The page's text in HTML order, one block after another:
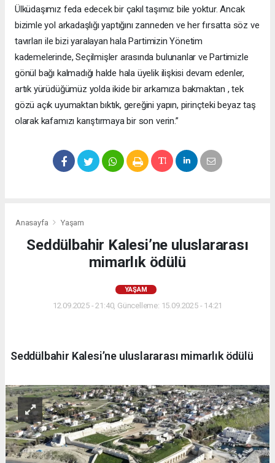
Ülküdaşımız feda edecek bir çakıl taşımız bile yoktur. Ancak
bizimle yol arkadaşlığı yaptığını zanneden ve her fırsatta söz ve
tavırları ile bizi yaralayan hala Partimizin Yönetim
kademelerinde, Seçilmişler arasında bulunanlar ve Partimizle
gönül bağı kalmadığı halde hala üyelik ilişkisi devam edenler,
artık yürüdüğümüz yolda ikide bir arkamıza bakmaktan , tek
gözü açık uyumaktan bıktık, gereğini yapın, pirinçteki beyaz taş
olarak kafamızı karıştırmaya bir son verin.”
Anasayfa Yaşam
Seddülbahir Kalesi’ne uluslararası
mimarlık ödülü
YAŞAM
12.09.2025 - 21:40, Güncelleme: 15.09.2025 - 14:21
Seddülbahir Kalesi’ne uluslararası mimarlık ödülü